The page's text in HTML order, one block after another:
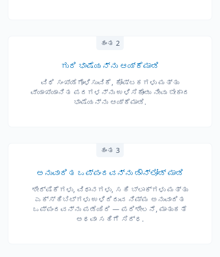
ಹಂತ 2
ಗುರಿ ಭಾಷೆಯನ್ನು ಆಯ್ಕೆಮಾಡಿ
ವಿಧಿ ಸಂಖ್ಯೆಗೊಳಿಸುವಿಕೆ, ಕೋಷ್ಟಕಗಳು ಮತ್ತು
ವ್ಯಾಖ್ಯಾನಿತ ಪದಗಳನ್ನು ಉಳಿಸಿಕೊಂಡು ನೀವು ಬೇಕಾದ
ಭಾಷೆಯನ್ನು ಆಯ್ಕೆಮಾಡಿ.
ಹಂತ 3
ಅನುವಾದಿತ ಒಪ್ಪಂದವನ್ನು ಡೌನ್‌ಲೋಡ್ ಮಾಡಿ
ಶೀರ್ಷಿಕೆಗಳು, ವಿಧಾನಗಳು, ಸಹಿ ಬ್ಲಾಕ್‌ಗಳು ಮತ್ತು
ಎಕ್ಸ್ಹಿಬಿಟ್‌ಗಳು ಉಳಿದಿರುವ ನಿಮ್ಮ ಅನುವಾದಿತ
ಒಪ್ಪಂದವನ್ನು ಪಡೆಯಿರಿ — ಪರಿಶೀಲನೆ, ಮಾತುಕತೆ
ಅಥವಾ ಸಹಿಗೆ ಸಿದ್ಧ.